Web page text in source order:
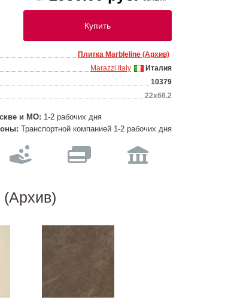
Купить
Плитка Marbleline (Архив)
Италия
Marazzi Italy
10379
22х66.2
и МО: 1-2 рабочих дня
Транспортной компанией 1-2 рабочих дня